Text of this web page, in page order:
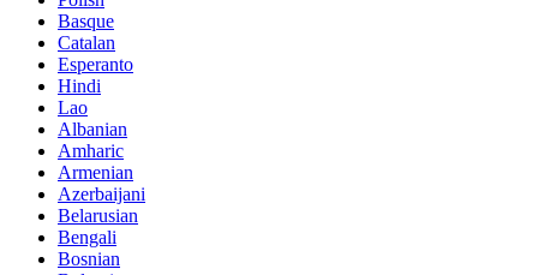
Basque
Catalan
Esperanto
Hindi
Lao
Albanian
Amharic
Armenian
Azerbaijani
Belarusian
Bengali
Bosnian